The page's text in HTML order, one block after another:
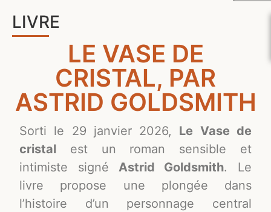
LIVRE
LE VASE DE
CRISTAL, PAR
ASTRID GOLDSMITH
Sorti le 29 janvier 2026, Le Vase de
cristal est un roman sensible et
intimiste signé Astrid Goldsmith. Le
livre propose une plongée dans
l’histoire d’un personnage central